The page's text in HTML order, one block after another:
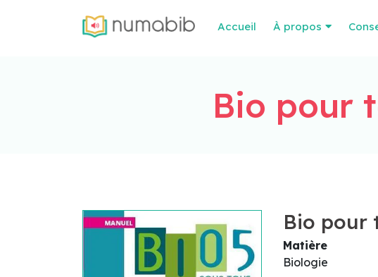
Accueil À propos
Bio pour
Bio pour
Matière
Biologie